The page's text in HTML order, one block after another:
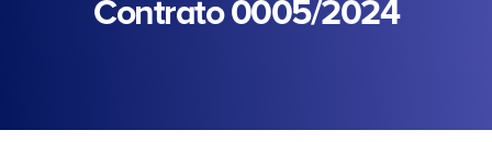
Contrato 0005/2024